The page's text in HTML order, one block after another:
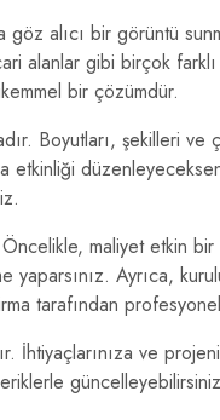
göz alıcı bir görüntü
alanlar gibi birçok
bir çözümdür.
Boyutları, şekilleri
etkinliği
maliyet etkin bir
Ayrıca,
tarafından
İhtiyaçlarınıza ve